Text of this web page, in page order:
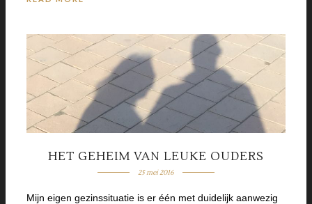
HET GEHEIM VAN LEUKE OUDERS
25 mei 2016
Mijn eigen gezinssituatie is er één met duidelijk aanwezig